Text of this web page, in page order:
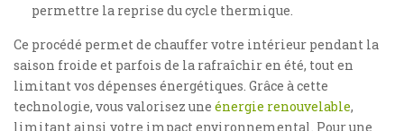
permettre la reprise du cycle thermique.
Ce procédé permet de chauffer votre intérieur pendant la
saison froide et parfois de la rafraîchir en été, tout en
limitant vos dépenses énergétiques. Grâce à cette
technologie, vous valorisez une énergie renouvelable,
limitant ainsi votre impact environnemental. Pour une